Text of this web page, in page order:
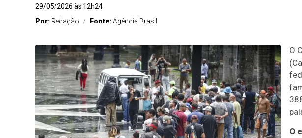
29/05/2026 às 12h24
Por: Redação Fonte:Agência Brasil
O
O